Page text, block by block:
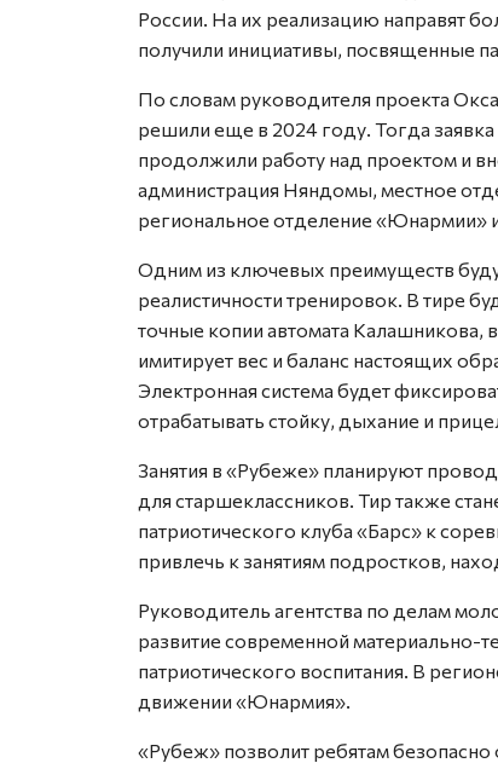
России. На их реализацию направят
получили инициативы, посвященные
По словам руководителя проекта
решили еще в 2024 году. Тогда
продолжили работу над проектом и
администрация Няндомы, местное
региональное отделение «Юнармии»
Одним из ключевых преимуществ
реалистичности тренировок. В тире
точные копии автомата Калашникова,
имитирует вес и баланс настоящих
Электронная система будет
отрабатывать стойку, дыхание и
Занятия в «Рубеже» планируют
для старшеклассников. Тир также
патриотического клуба «Барс» к
привлечь к занятиям подростков,
Руководитель агентства по делам
развитие современной материально-
патриотического воспитания. В
движении «Юнармия».
«Рубеж» позволит ребятам